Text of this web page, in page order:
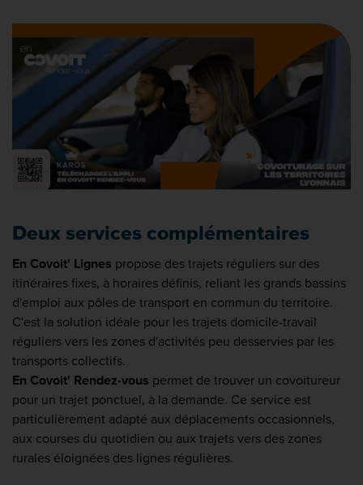
Deux services complémentaires
En Covoit' Lignes propose des trajets réguliers sur des
itinéraires fixes, à horaires définis, reliant les grands bassins
d'emploi aux pôles de transport en commun du territoire.
C'est la solution idéale pour les trajets domicile-travail
réguliers vers les zones d'activités peu desservies par les
transports collectifs.
En Covoit' Rendez-vous permet de trouver un covoitureur
pour un trajet ponctuel, à la demande. Ce service est
particulièrement adapté aux déplacements occasionnels,
aux courses du quotidien ou aux trajets vers des zones
rurales éloignées des lignes régulières.